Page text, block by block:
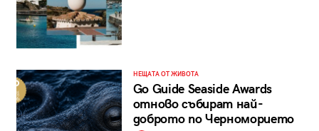
НЕЩАТА ОТ ЖИВОТА
Go Guide Seaside Awards
отново събират най-
доброто по Черноморието